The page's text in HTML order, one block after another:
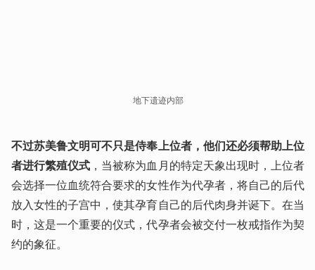
地下遗迹内部
不过苏美鲁文明可不只是侍奉上位者，他们还必须帮助上位
者进行繁殖仪式 ，当被称为血月的特定天象出现时，上位者
会选择一位血统符合要求的女性作为代孕者，将自己的后代
放入女性的子宫中，使其孕育自己的后代肉身并诞下。在当
时，这是一个重要的仪式，代孕者会被交付一枚戒指作为契
约的象征。